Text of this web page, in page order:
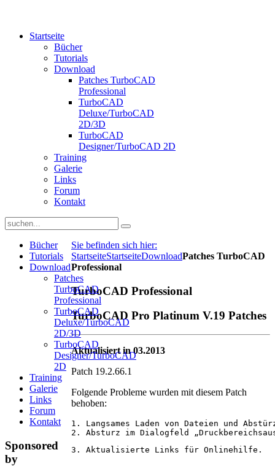
Startseite
Bücher
Tutorials
Download
Patches TurboCAD
Professional
TurboCAD
Deluxe/TurboCAD
2D/3D
TurboCAD
Designer/TurboCAD 2D
Training
Galerie
Links
Forum
Kontakt
Sie befinden sich hier:
StartseiteStartseiteDownloadPatches TurboCAD
Professional
TurboCAD Professional
TurboCAD Pro Platinum V.19 Patches
Aktualisiert in 03.2013
Patch 19.2.66.1
Folgende Probleme wurden mit diesem Patch
behoben:
1. Langsames Laden von Dateien und
2. Absturz im Dialogfeld
3. Aktualisierte Links für Onlinehilfe.
Bücher
Tutorials
Download
Patches
TurboCAD
Professional
TurboCAD
Deluxe/TurboCAD
2D/3D
TurboCAD
Designer/TurboCAD
2D
Training
Galerie
Links
Forum
Kontakt
Sponsored
by